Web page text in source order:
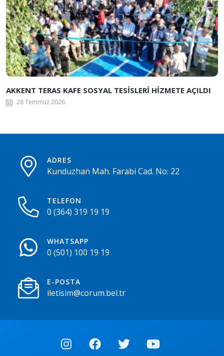
AKKENT TERAS KAFE SOSYAL TESİSLERİ HİZMETE AÇILDI
28 Temmuz 2026
ADRES
Kunduzhan Mah. Farabi Cad. No: 22
TELEFON
0 (364) 319 19 19
WHATSAPP
0 (501) 100 19 19
E-POSTA
iletisim@corum.bel.tr